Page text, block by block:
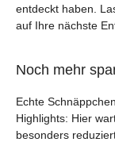
entdeckt haben.
auf Ihre nächste
Noch mehr
Echte
Highlights: Hier
besonders